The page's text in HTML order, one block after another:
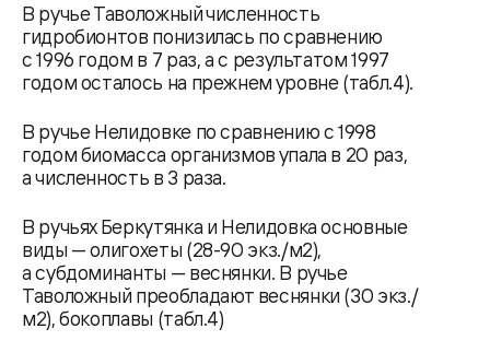
В ручье Таволожный численность
гидробионтов понизилась по сравнению
с 1996 годом в 7 раз, а с результатом 1997
годом осталось на прежнем уровне (табл.4).
В ручье Нелидовке по сравнению с 1998
годом биомасса организмов упала в 20 раз,
а численность в 3 раза.
В ручьях Беркутянка и Нелидовка ocновные
виды — олигохеты (28-90 экз./м2),
a субдоминанты — веснянки. В ручье
Таволожный преобладают веснянки (30 экз./
м2), бокоплавы (табл.4)